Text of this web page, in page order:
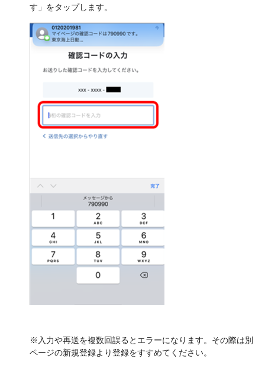
す」をタップします。
※入力や再送を複数回誤るとエラーになります。その際は別
ページの新規登録より登録をすすめてください。